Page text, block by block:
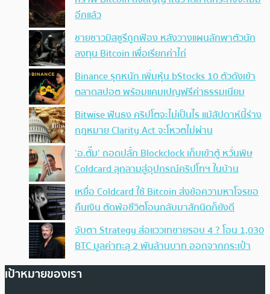
อีกแล้ว
ชายชาวมิสซูรีถูกฟ้อง หลังวางแผนลักพาตัวนัก
ลงทุน Bitcoin เพื่อเรียกค่าไถ่
Binance รุกหนัก เพิ่มหุ้น bStocks 10 ตัวดังเข้า
ตลาดสปอต พร้อมแคมเปญฟรีค่าธรรมเนียม
Bitwise ฟันธง คริปโตจะไม่เป็นไร แม้สัปดาห์นี้ร่าง
กฎหมาย Clarity Act จะโหวตไม่ผ่าน
‘อ.ตั๊ม’ ถอดปลั้ก Blockclock เก็บเข้าตู้ หวั่นพิษ
Coldcard ลุกลามสู่อุปกรณ์คริปโทฯ ในบ้าน
เหยื่อ Coldcard ใช้ Bitcoin ส่งข้อความหาโจรขอ
คืนเงิน ตัดพ้อชีวิตโอนกลับมาสักนิดก็ยังดี
จับตา Strategy ส่อแววเทขายรอบ 4 ? โอน 1,030
BTC มูลค่าทะลุ 2 พันล้านบาท ออกจากกระเป๋า
เป้าหมายของเรา